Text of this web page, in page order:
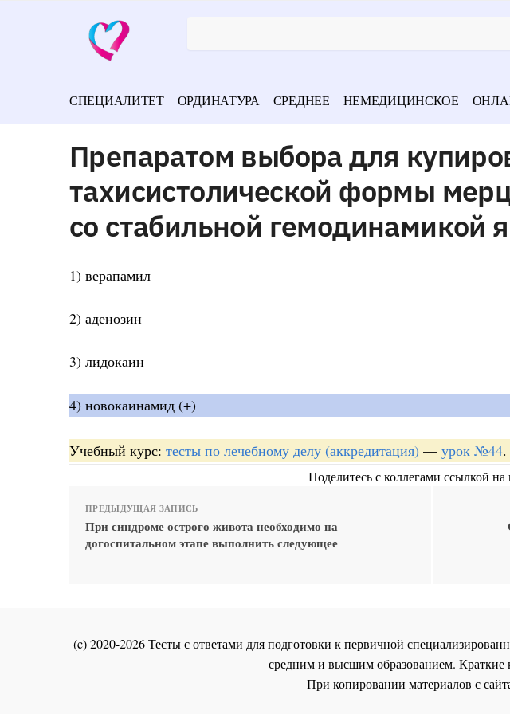
СПЕЦИАЛИТЕТ ОРДИНАТУРА СРЕДНЕЕ НЕМЕДИЦИНСКОЕ
Препаратом выбора для
тахисистолической формы
со стабильной гемодинамикой
1) верапамил
2) аденозин
3) лидокаин
4) новокаинамид (+)
Учебный курс: тесты по лечебному делу (аккредитация) — урок №44.
Поделитесь с коллегами ссылкой
ПРЕДЫДУЩАЯ ЗАПИСЬ
При синдроме острого живота необходимо на
догоспитальном этапе выполнить следующее
(c) 2020-2026 Тесты с ответами для подготовки к первичной
средним и высшим образованием.
При копировании материалов с